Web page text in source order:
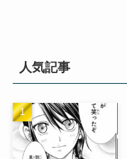
人気記事